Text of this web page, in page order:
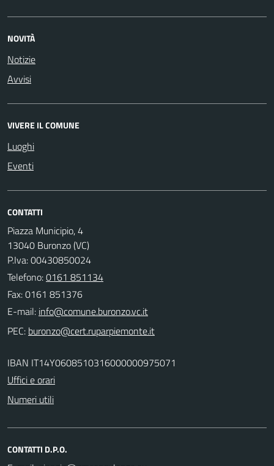
NOVITÀ
Notizie
Avvisi
VIVERE IL COMUNE
Luoghi
Eventi
CONTATTI
Piazza Municipio, 4
13040 Buronzo (VC)
P.Iva: 00430850024
Telefono:0161 851134
Fax: 0161 851376
E-mail:
PEC:
IBAN IT14Y0608510316000000975071
Uffici e orari
Numeri utili
CONTATTI D.P.O.